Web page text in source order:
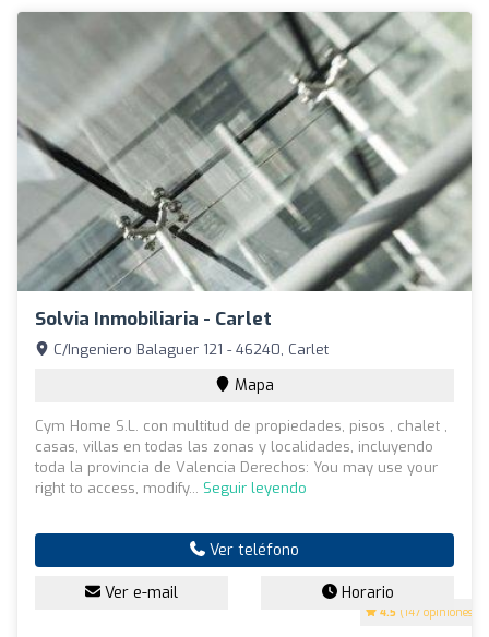
Solvia Inmobiliaria - Carlet
4.5 (147 opiniones)
C/Ingeniero Balaguer 121 - 46240, Carlet
Mapa
Cym Home S.L. con multitud de propiedades, pisos , chalet ,
casas, villas en todas las zonas y localidades, incluyendo
toda la provincia de Valencia Derechos: You may use your
right to access, modify... Seguir leyendo
Ver teléfono
Ver e-mail Horario